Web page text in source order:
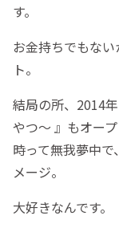
す。
お金持ちでもな
ト。
結局の所、2014
やつ〜 』もオー
時って無我夢中
メージ。
大好きなんです。